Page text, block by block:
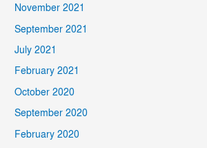
November 2021
September 2021
July 2021
February 2021
October 2020
September 2020
February 2020